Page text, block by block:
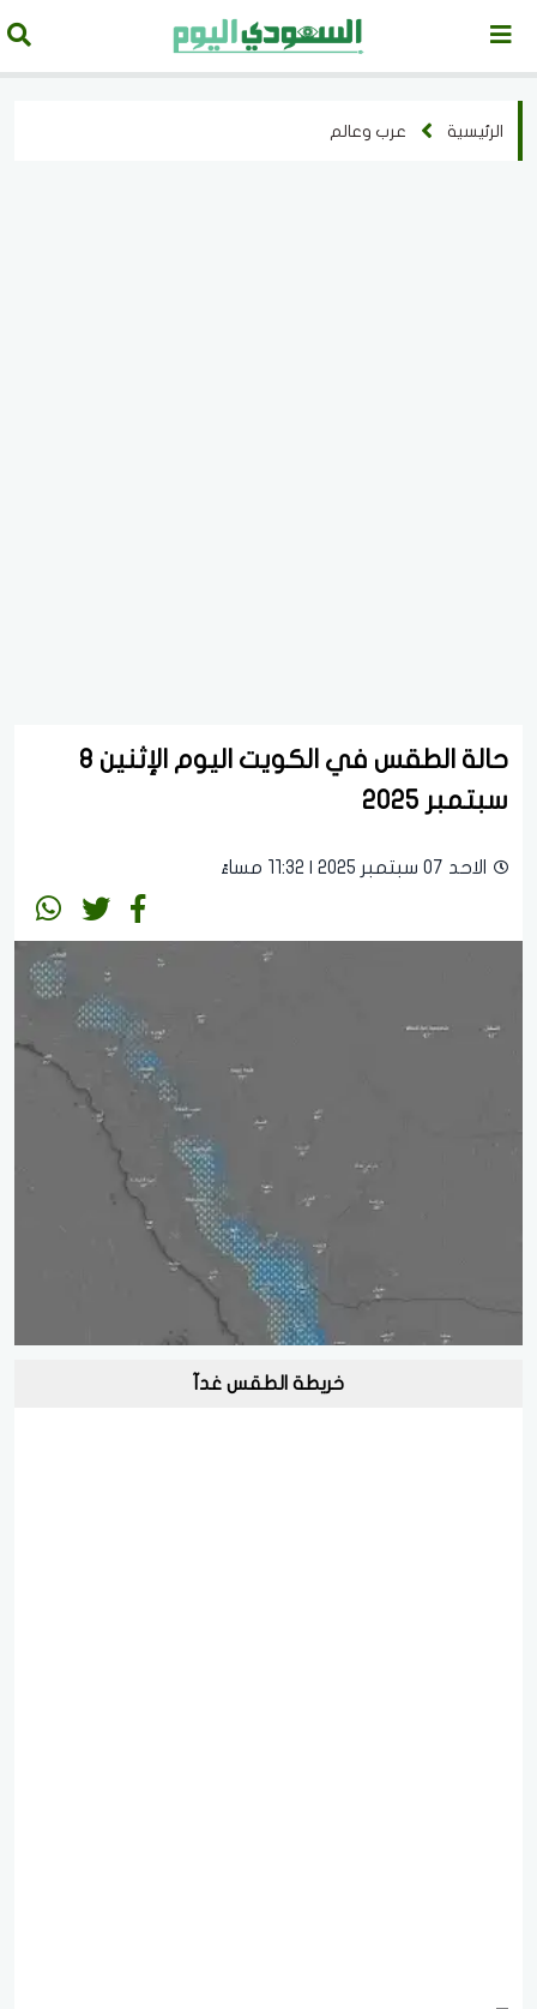
الرئيسية عرب وعالم
حالة الطقس في الكويت اليوم الإثنين 8
سبتمبر 2025
الاحد 07 سبتمبر 2025 | 11:32 مساءً
خريطة الطقس غدآ